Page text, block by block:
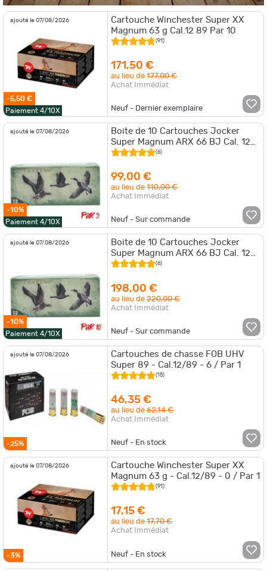
ajouté le 07/08/2026
-5,50 €
Paiement 4/10X
Cartouche Winchester Super XX
Magnum 63 g Cal.12 89 Par 10
(91)
171,50 €
au lieu de177,00 €
Achat Immédiat
Neuf - Dernier exemplaire
ajouté le 07/08/2026
-10%
Paiement 4/10X
Boite de 10 Cartouches Jocker
Super Magnum ARX 66 BJ Cal. 12
89 22 Par 5(6)
99,00 €
au lieu de110,00 €
Achat Immédiat
Neuf - Sur commande
ajouté le 07/08/2026
-10%
Paiement 4/10X
Boite de 10 Cartouches Jocker
Super Magnum ARX 66 BJ Cal. 12
89 22 Par 10
(6)
198,00 €
au lieu de220,00 €
Achat Immédiat
Neuf - Sur commande
ajouté le 07/08/2026
-25%
Cartouches de chasse FOB UHV
Super 89 - Cal.12/89 - 6 / Par 1
(15)
46,35 €
au lieu de62,14 €
Achat Immédiat
Neuf - En stock
ajouté le 07/08/2026
-3%
Cartouche Winchester Super XX
Magnum 63 g - Cal.12/89 - 0 / Par 1
(91)
17,15 €
au lieu de17,70 €
Achat Immédiat
Neuf - En stock